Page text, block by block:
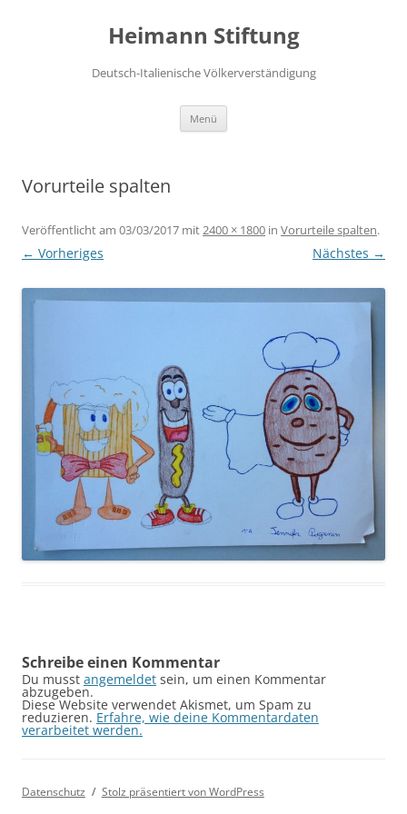
Heimann Stiftung
Deutsch-Italienische Völkerverständigung
Menü
Vorurteile spalten
Veröffentlicht am 03/03/2017 mit2400 × 1800 in Vorurteile spalten.
← Vorheriges Nächstes →
Schreibe einen Kommentar
Du musst angemeldet sein, um einen Kommentar
abzugeben.
Diese Website verwendet Akismet, um Spam zu
reduzieren. Erfahre, wie deine Kommentardaten
verarbeitet werden.
Datenschutz Stolz präsentiert von WordPress